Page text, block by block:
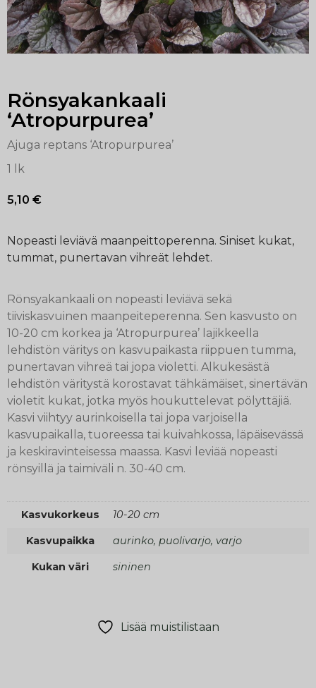
Rönsyakankaali
‘Atropurpurea’
Ajuga reptans ‘Atropurpurea’
1 lk
5,10 €
Nopeasti leviävä maanpeittoperenna. Siniset kukat,
tummat, punertavan vihreät lehdet.
Rönsyakankaali on nopeasti leviävä sekä
tiiviskasvuinen maanpeiteperenna. Sen kasvusto on
10-20 cm korkea ja ‘Atropurpurea’ lajikkeella
lehdistön väritys on kasvupaikasta riippuen tumma,
punertavan vihreä tai jopa violetti. Alkukesästä
lehdistön väritystä korostavat tähkämäiset, sinertävän
violetit kukat, jotka myös houkuttelevat pölyttäjiä.
Kasvi viihtyy aurinkoisella tai jopa varjoisella
kasvupaikalla, tuoreessa tai kuivahkossa, läpäisevässä
ja keskiravinteisessa maassa. Kasvi leviää nopeasti
rönsyillä ja taimiväli n. 30-40 cm.
Kasvukorkeus 10-20 cm
Kasvupaikka aurinko, puolivarjo, varjo
Kukan väri sininen
Lisää muistilistaan